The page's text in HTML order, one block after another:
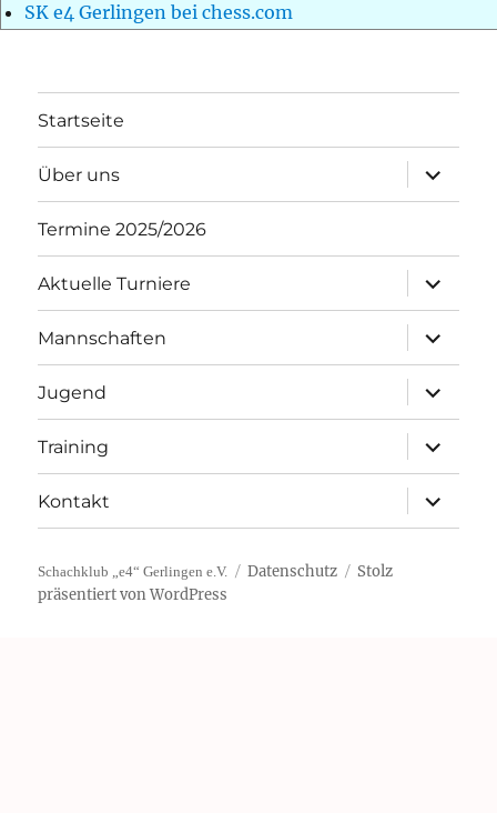
SK e4 Gerlingen bei chess.com
Startseite
Über uns
öffnen
Termine 2025/2026
Aktuelle Turniere
öffnen
Mannschaften
öffnen
Jugend
öffnen
Training
öffnen
Kontakt
öffnen
Schachklub „e4“ Gerlingen e.V. Datenschutz
Stolz
präsentiert von WordPress